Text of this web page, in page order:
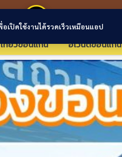
เที่ยวขอนแก่น อีเว้นต์ขอนแก่น
เปิดใช้งานได้รวดเร็วเหมือนแอป